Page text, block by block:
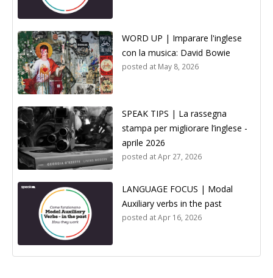
WORD UP | Imparare l'inglese
con la musica: David Bowie
posted at May 8, 2026
SPEAK TIPS | La rassegna
stampa per migliorare l’inglese -
aprile 2026
posted atApr 27, 2026
LANGUAGE FOCUS | Modal
Auxiliary verbs in the past
posted atApr 16, 2026